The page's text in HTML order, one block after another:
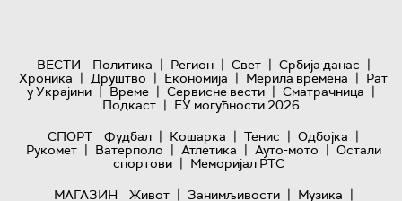
ВЕСТИ Политика | Регион | Свет | Србија данас |
Хроника | Друштво | Економија | Мерила времена | Рат
у Украјини | Време | Сервисне вести | Сматрачница |
Подкаст | ЕУ могућности 2026
СПОРТ
Фудбал | Кошарка | Тенис | Одбојка |
Рукомет | Ватерполо | Атлетика | Ауто-мото | Остали
спортови | Меморијал РТС
МАГАЗИН
Живот | Занимљивости | Музика |